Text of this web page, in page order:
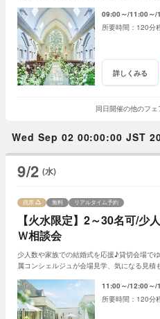
09:00～ 11:00～
120分
詳しくみる
同日開催の他のフ
Wed Sep 02 00:00:00 JST
9/2 (水)
【火水限定】2～30名可/少
Ｗ相談会
残席 無料 リアルタイム予約
少人数や家族での結婚式を応援♪貸切会場
属コンシェルジュが会場見学、気になる見
11:00～ 12:00～
120分